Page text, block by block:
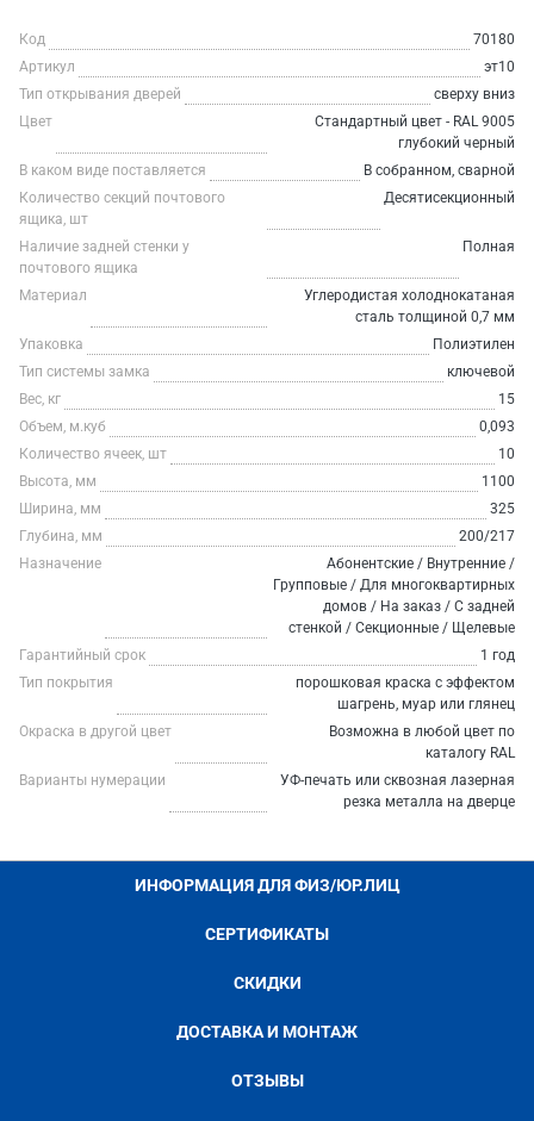
Код
70180
Артикул
эт10
Тип открывания дверей
сверху вниз
Цвет
Стандартный цвет - RAL 9005
глубокий черный
В каком виде поставляется
В собранном, сварной
Количество секций почтового
ящика, шт
Десятисекционный
Наличие задней стенки у
почтового ящика
Полная
Материал
Углеродистая холоднокатаная
сталь толщиной 0,7 мм
Упаковка
Полиэтилен
Тип системы замка
ключевой
Вес, кг
15
Объем, м.куб
0,093
Количество ячеек, шт
10
Высота, мм
1100
Ширина, мм
325
Глубина, мм
200/217
Назначение
Абонентские / Внутренние /
Групповые / Для многоквартирных
домов / На заказ / С задней
стенкой / Секционные / Щелевые
Гарантийный срок
1 год
Тип покрытия
порошковая краска с эффектом
шагрень, муар или глянец
Окраска в другой цвет
Возможна в любой цвет по
каталогу RAL
Варианты нумерации
УФ-печать или сквозная лазерная
резка металла на дверце
ИНФОРМАЦИЯ ДЛЯ ФИЗ/ЮР.ЛИЦ
СЕРТИФИКАТЫ
СКИДКИ
ДОСТАВКА И МОНТАЖ
ОТЗЫВЫ